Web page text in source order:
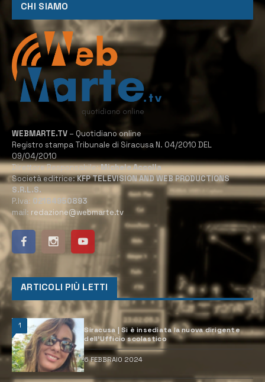
CHI SIAMO
WEBMARTE.TV – Quotidiano online
Registro stampa Tribunale di Siracusa N. 04/2010 DEL
09/04/2010
Direttore Responsabile:Michele Accolla
Società editrice:KFP TELEVISION AND WEB PRODUCTIONS
S.R.L.S.
P.Iva: 02184950893
mail: redazione@webmarte.tv
ARTICOLI PIÙ LETTI
1
Siracusa | Si è insediata la nuova dirigente
dell’Ufficio scolastico
6 FEBBRAIO 2024